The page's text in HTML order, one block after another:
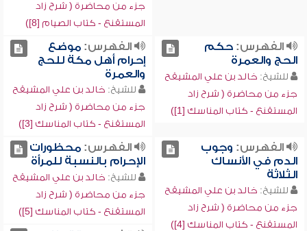
جزء من محاضرة ( شرح زاد
المستقنع - كتاب الصيام [8])
الفهرس:حكم
الحج والعمرة
للشيخ: خالد بن علي المشيقح
جزء من محاضرة ( شرح زاد
المستقنع - كتاب المناسك [1])
الفهرس:موضع
إحرام أهل مكة للحج
والعمرة
للشيخ: خالد بن علي المشيقح
جزء من محاضرة ( شرح زاد
المستقنع - كتاب المناسك [3])
الفهرس: وجوب
الدم في الأنساك
الثلاثة
للشيخ: خالد بن علي المشيقح
جزء من محاضرة ( شرح زاد
المستقنع - كتاب المناسك [4])
الفهرس:محظورات
الإحرام بالنسبة للمرأة
للشيخ: خالد بن علي المشيقح
جزء من محاضرة ( شرح زاد
المستقنع - كتاب المناسك [5])